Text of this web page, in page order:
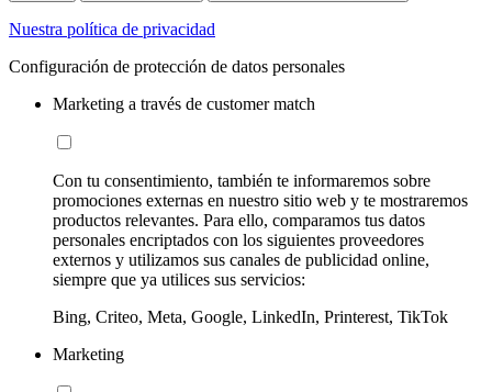
Nuestra política de privacidad
Configuración de protección de datos personales
Marketing a través de customer match
Con tu consentimiento, también te informaremos sobre
promociones externas en nuestro sitio web y te mostraremos
productos relevantes. Para ello, comparamos tus datos
personales encriptados con los siguientes proveedores
externos y utilizamos sus canales de publicidad online,
siempre que ya utilices sus servicios:
Bing, Criteo, Meta, Google, LinkedIn, Printerest, TikTok
Marketing